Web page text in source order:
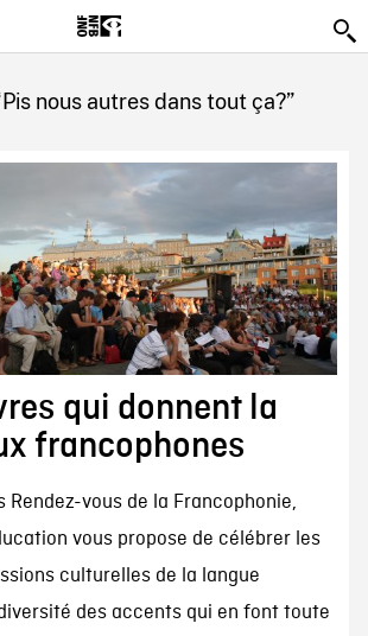
nous autres dans tout ça?”
qui donnent la
francophones
Rendez-vous de la Francophonie,
vous propose de célébrer les
culturelles de la langue
des accents qui en font toute